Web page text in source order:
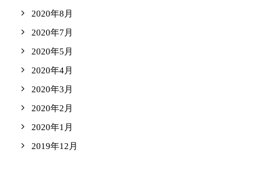
2020年8月
2020年7月
2020年5月
2020年4月
2020年3月
2020年2月
2020年1月
2019年12月